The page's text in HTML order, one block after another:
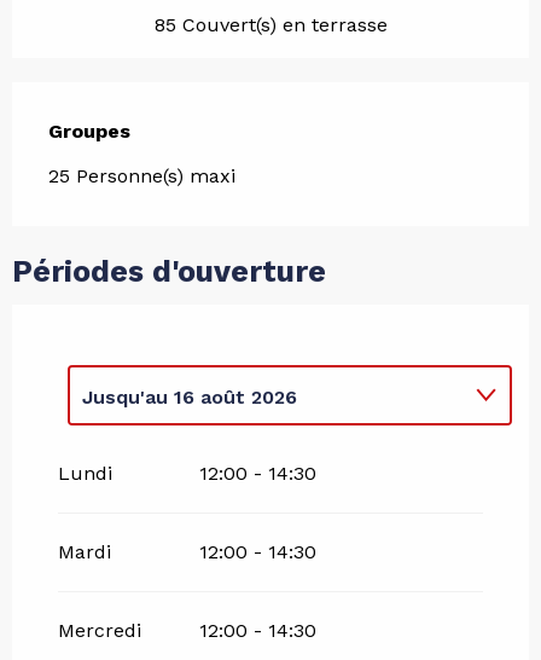
85 Couvert(s) en terrasse
Groupes
Groupes
25 Personne(s) maxi
Périodes d'ouverture
Jusqu'au 16 août 2026
Lundi 12:00 - 14:30
Mardi 12:00 - 14:30
Mercredi 12:00 - 14:30